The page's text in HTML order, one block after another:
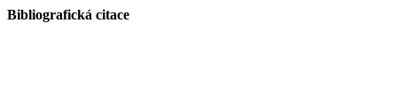
Bibliografická citace